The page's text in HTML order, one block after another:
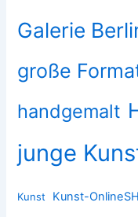
Galerie
große
handgemalt
junge
Kunst Kunst-